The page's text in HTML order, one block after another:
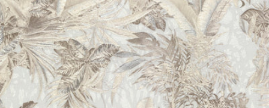
Ürün
bilgilerine
atla